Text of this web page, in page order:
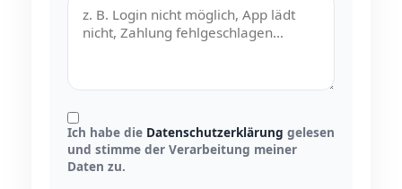
Ich habe die Datenschutzerklärung gelesen
und stimme der Verarbeitung meiner
Daten zu.